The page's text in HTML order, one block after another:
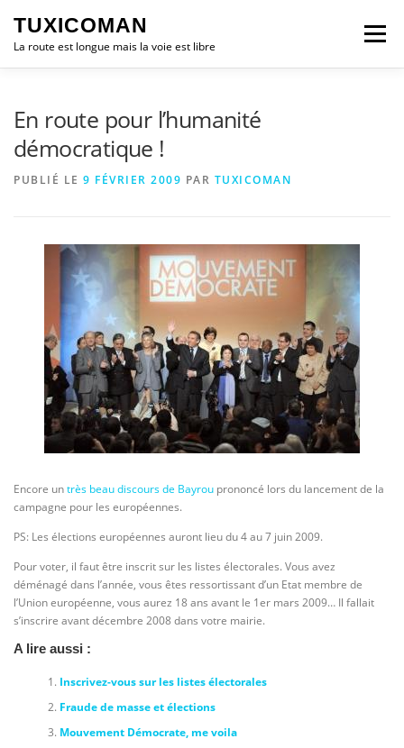
contenu
TUXICOMAN
La route est longue mais la voie est libre
Menu
En route pour l’humanité
démocratique !
PUBLIÉ LE 9 FÉVRIER 2009 PAR TUXICOMAN
Encore untrès beau discours de Bayrou prononcé lors du lancement de la
campagne pour les européennes.
PS: Les élections européennes auront lieu du 4 au 7 juin 2009.
Pour voter, il faut être inscrit sur les listes électorales. Vous avez
déménagé dans l’année, vous êtes ressortissant d’un Etat membre de
l’Union européenne, vous aurez 18 ans avant le 1er mars 2009… Il fallait
s’inscrire avant décembre 2008 dans votre mairie.
A lire aussi :
Inscrivez-vous sur les listes électorales
Fraude de masse et élections
Mouvement Démocrate, me voila